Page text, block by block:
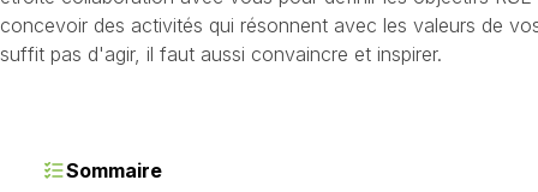
concevoir des activités qui résonnent avec les valeurs de
suffit pas d'agir, il faut aussi convaincre et inspirer.
Sommaire